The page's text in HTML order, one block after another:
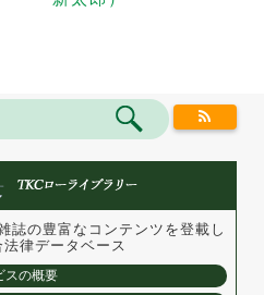
誌の豊富なコンテンツを登載し
律データベース
スの概要